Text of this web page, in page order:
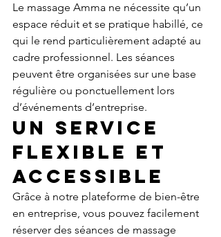
Le massage Amma ne nécessite qu’un
espace réduit et se pratique habillé, ce
qui le rend particulièrement adapté au
cadre professionnel. Les séances
peuvent être organisées sur une base
régulière ou ponctuellement lors
d’événements d’entreprise.
Un service
flexible et
accessible
Grâce à notre plateforme de bien-être
en entreprise, vous pouvez facilement
réserver des séances de massage